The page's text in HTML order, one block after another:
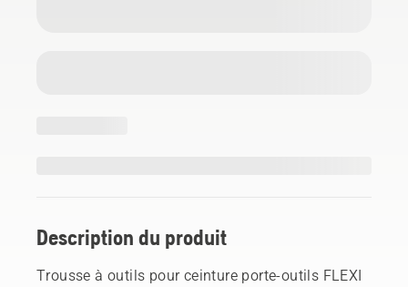
Description du produit
Trousse à outils pour ceinture porte-outils FLEXI